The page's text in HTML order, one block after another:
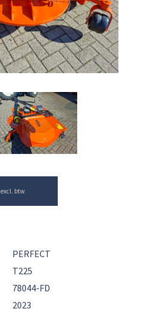
excl. btw
PERFECT
T225
78044-FD
2023